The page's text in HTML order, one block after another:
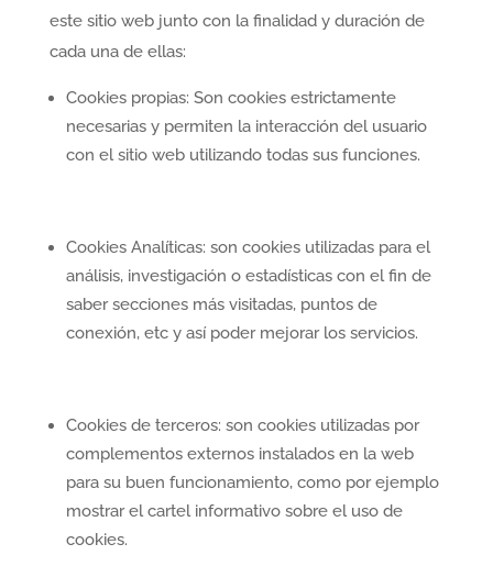
este sitio web junto con la finalidad y duración de
cada una de ellas:
Cookies propias: Son cookies estrictamente
necesarias y permiten la interacción del usuario
con el sitio web utilizando todas sus funciones.
Cookies Analíticas: son cookies utilizadas para el
análisis, investigación o estadísticas con el fin de
saber secciones más visitadas, puntos de
conexión, etc y así poder mejorar los servicios.
Cookies de terceros: son cookies utilizadas por
complementos externos instalados en la web
para su buen funcionamiento, como por ejemplo
mostrar el cartel informativo sobre el uso de
cookies.